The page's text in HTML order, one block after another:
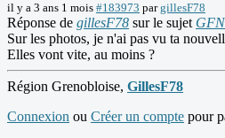
il y a 3 ans 1 mois #183973 pargillesF78
Réponse de gillesF78 sur le sujet
Sur les photos, je n'ai pas vu ta
Elles vont vite, au moins ?
Région Grenobloise, GillesF78
Connexion ou Créer un compte pour